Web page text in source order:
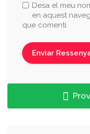
Desa el meu
en aquest
que comenti.